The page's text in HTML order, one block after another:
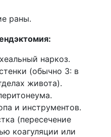
раны.
наркоз.
(обычно 3: в
живота).
и инструментов.
(пересечение
коагуляции или